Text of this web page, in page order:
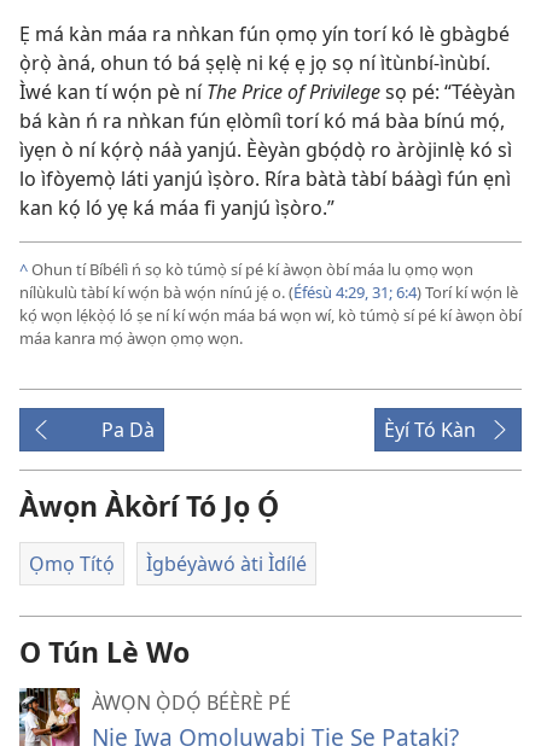
Ẹ má kàn máa ra nǹkan fún ọmọ yín torí kó lè gbàgbé
ọ̀rọ̀ àná, ohun tó bá ṣẹlẹ̀ ni kẹ́ ẹ jọ sọ ní ìtùnbí-ìnùbí.
Ìwé kan tí wọ́n pè níThe Price of Privilegesọ pé: “Téèyàn
bá kàn ń ra nǹkan fún ẹlòmíì torí kó má bàa bínú mọ́,
ìyẹn ò ní kọ́rọ̀ náà yanjú. Èèyàn gbọ́dọ̀ ro àròjinlẹ̀ kó sì
lo ìfòyemọ̀ láti yanjú ìṣòro. Ríra bàtà tàbí báàgì fún ẹnì
kan kọ́ ló yẹ ká máa fi yanjú ìṣòro.”
^Ohun tí Bíbélì ń sọ kò túmọ̀ sí pé kí àwọn òbí máa lu ọmọ wọn
nílùkulù tàbí kí wọ́n bà wọ́n nínú jẹ́ o. (Éfésù 4:29,31;6:4) Torí kí wọ́n lè
kọ́ wọn lẹ́kọ̀ọ́ ló ṣe ní kí wọ́n máa bá wọn wí, kò túmọ̀ sí pé kí àwọn òbí
máa kanra mọ́ àwọn ọmọ wọn.
Pa Dà Èyí Tó Kàn
Àwọn Àkòrí Tó Jọ Ọ́
Ọmọ Títọ́ Ìgbéyàwó àti Ìdílé
O Tún Lè Wo
ÀWỌN Ọ̀DỌ́ BÉÈRÈ PÉ
Nje Iwa Omoluwabi Tie Se Pataki?